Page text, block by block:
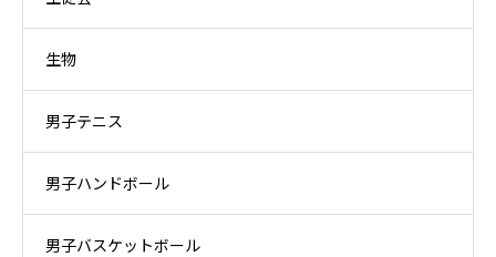
生物
男子テニス
男子ハンドボール
男子バスケットボール